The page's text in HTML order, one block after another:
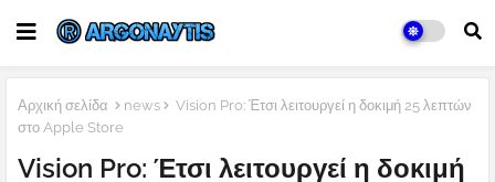
Αρχική σελίδα news
Vision Pro: Έτσι λειτουργεί η δοκιμή 25 λεπτών
στο Apple Store
Vision Pro: Έτσι λειτουργεί η δοκιμή